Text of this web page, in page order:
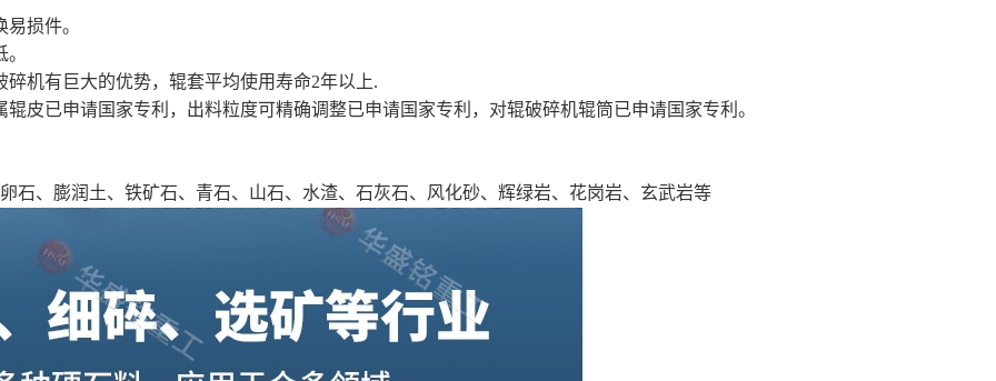
损件。
机有巨大的优势，辊套平均使用寿命2年以上.
皮已申请国家专利，出料粒度可精确调整已申请国家专利，对辊破碎机辊筒已申请国家专利。
石、膨润土、铁矿石、青石、山石、水渣、石灰石、风化砂、辉绿岩、花岗岩、玄武岩等